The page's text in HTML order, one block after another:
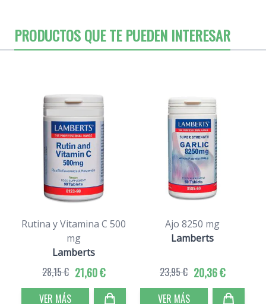
PRODUCTOS QUE TE PUEDEN INTERESAR
Rutina y Vitamina C 500
mg
Lamberts
21,60 €
28,15 €
VER MÁS
Ajo 8250 mg
Lamberts
20,36 €
23,95 €
VER MÁS